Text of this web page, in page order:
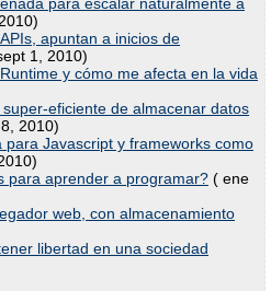
apuntan a inicios de
1, 2010)
y cómo me afecta en la vida
eficiente de almacenar datos
2010)
Javascript y frameworks como
para aprender a programar? ( ene
web, con almacenamiento
libertad en una sociedad